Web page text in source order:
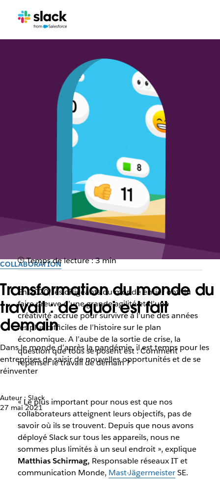
COLLABORATION
Transformation du monde du
travail : de quoi est fait
demain
Dans le monde d’après la pandémie, il est temps pour les
entreprises de saisir de nouvelles opportunités et de se
réinventer
Auteur : Slack
27 mai 2021
Temps de lecture : 3 min
En 2020, les dirigeants du monde entier ont dû
faire preuve d’une grande agilité et d’une
créativité accrue pour survivre à l’une des années
les plus difficiles de l’histoire sur le plan
économique. A l’aube de la sortie de crise, la
question que tous se posent est : Comment
repenser le travail de demain ?
« Le plus important pour nous est que nos
collaborateurs atteignent leurs objectifs, pas de
savoir où ils se trouvent. Depuis que nous avons
déployé Slack sur tous les appareils, nous ne
sommes plus limités à un seul endroit », explique
Matthias Schirmag, Responsable réseaux IT et
communication Monde, Mast-JägermeisterSE.